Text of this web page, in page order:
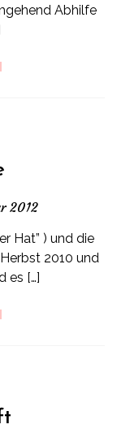
Abhilfe
2012
Hat” ) und die
2010 und
es […]